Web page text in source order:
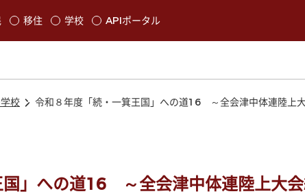
生します
移住 学校 APIポータル
校 令和８年度「続・一箕王国」への道16 ～全会津中体連陸上
国」への道16 ～全会津中体連陸上大